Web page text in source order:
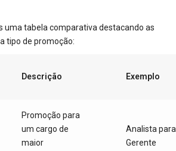
uma tabela comparativa destacando as
tipo de promoção:
Descrição Exemplo
Promoção para
um cargo de
maior
Analista para
Gerente